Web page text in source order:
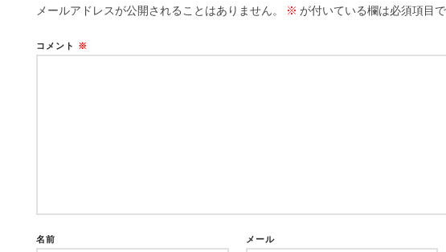
メールアドレスが公開されることはありません。 ※ が付いている欄は必須項目
コメント ※
名前 メール